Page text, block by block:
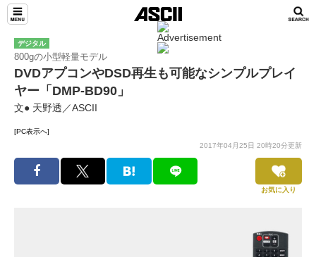
デジタル
800gの小型軽量モデル
DVDアプコンやDSD再生も可能なシンプルプレイ
ヤー「DMP-BD90」
文● 天野透／ASCII
[PC表示へ]
2017年04月25日 20時20分更新
お気に入り